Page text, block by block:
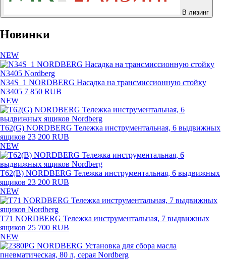
В лизинг
Новинки
NEW
N34S_1 NORDBERG Насадка на трансмиссионную стойку
N3405 7 850 RUB
NEW
T62(G) NORDBERG Тележка инструментальная, 6 выдвижных
ящиков 23 200 RUB
NEW
T62(B) NORDBERG Тележка инструментальная, 6 выдвижных
ящиков 23 200 RUB
NEW
T71 NORDBERG Тележка инструментальная, 7 выдвижных
ящиков 25 700 RUB
NEW